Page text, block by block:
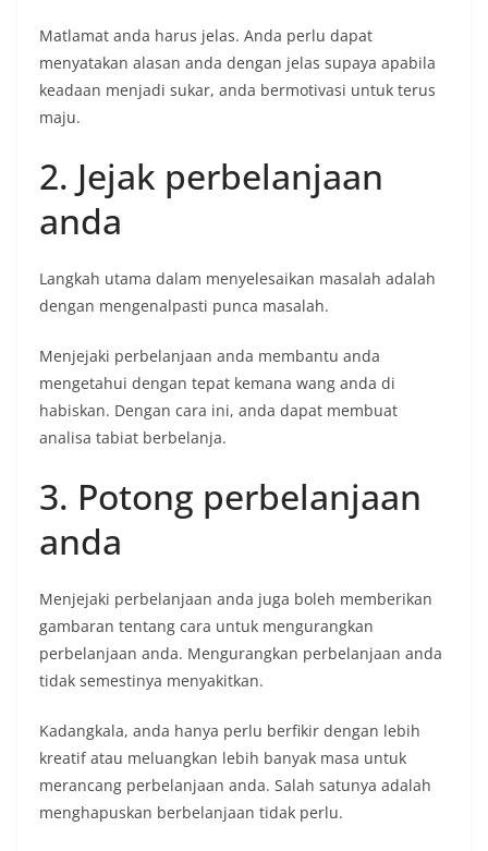
Matlamat anda harus jelas. Anda perlu dapat
menyatakan alasan anda dengan jelas supaya apabila
keadaan menjadi sukar, anda bermotivasi untuk terus
maju.
2. Jejak perbelanjaan
anda
Langkah utama dalam menyelesaikan masalah adalah
dengan mengenalpasti punca masalah.
Menjejaki perbelanjaan anda membantu anda
mengetahui dengan tepat kemana wang anda di
habiskan. Dengan cara ini, anda dapat membuat
analisa tabiat berbelanja.
3. Potong perbelanjaan
anda
Menjejaki perbelanjaan anda juga boleh memberikan
gambaran tentang cara untuk mengurangkan
perbelanjaan anda. Mengurangkan perbelanjaan anda
tidak semestinya menyakitkan.
Kadangkala, anda hanya perlu berfikir dengan lebih
kreatif atau meluangkan lebih banyak masa untuk
merancang perbelanjaan anda. Salah satunya adalah
menghapuskan berbelanjaan tidak perlu.